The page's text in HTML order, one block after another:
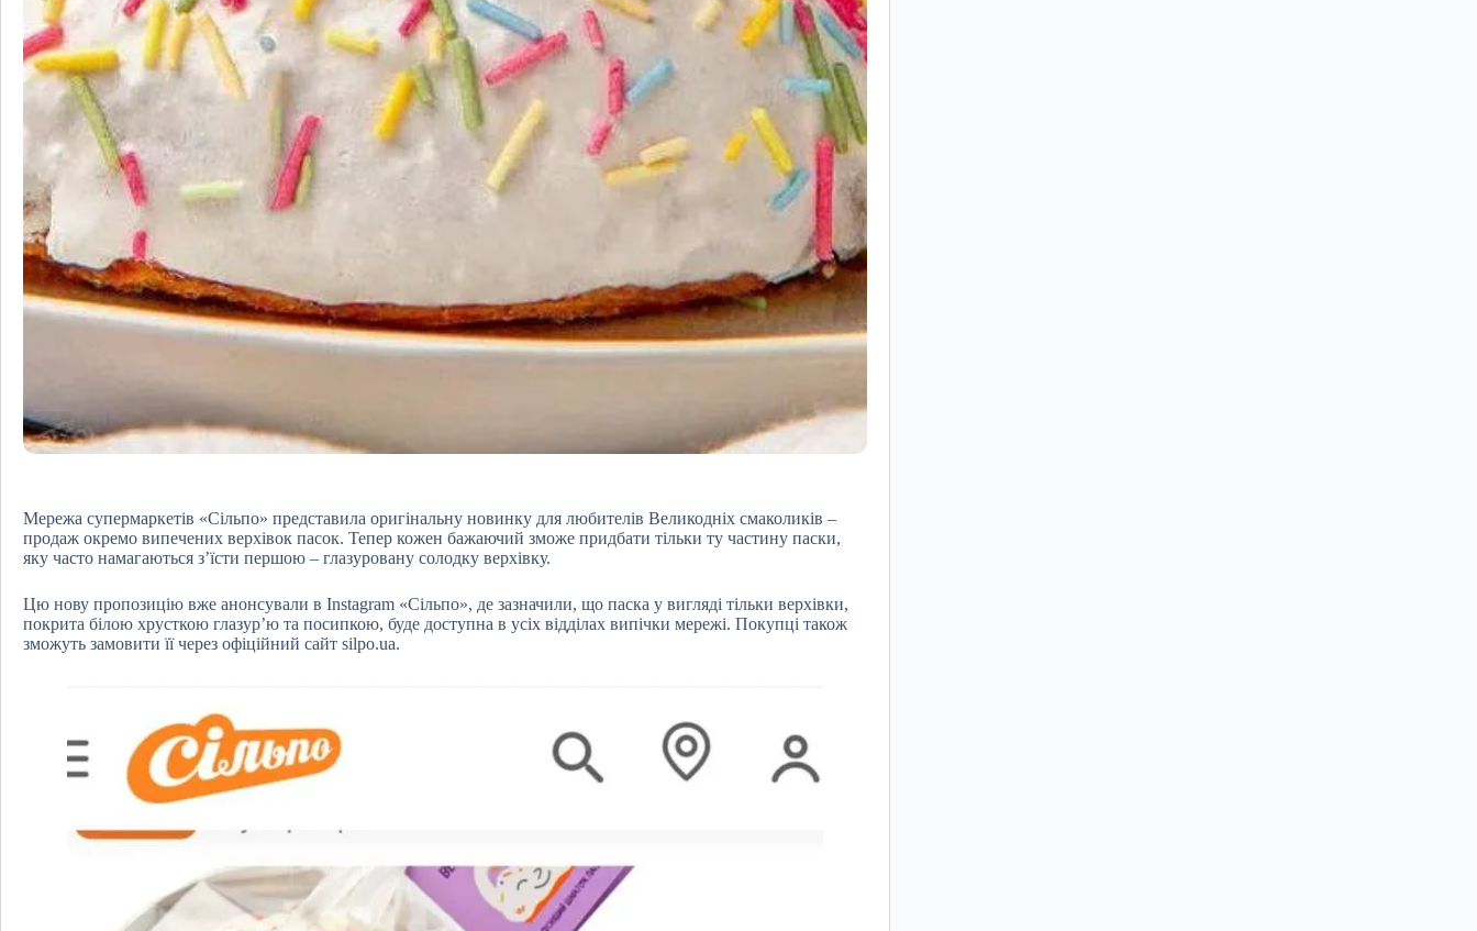
Мережа супермаркетів «Сільпо» представила оригінальну новинку для любителів Великодніх смаколиків –
продаж окремо випечених верхівок пасок. Тепер кожен бажаючий зможе придбати тільки ту частину паски,
яку часто намагаються з’їсти першою – глазуровану солодку верхівку.
Цю нову пропозицію вже анонсували в Instagram «Сільпо», де зазначили, що паска у вигляді тільки верхівки,
покрита білою хрусткою глазур’ю та посипкою, буде доступна в усіх відділах випічки мережі. Покупці також
зможуть замовити її через офіційний сайт silpo.ua.